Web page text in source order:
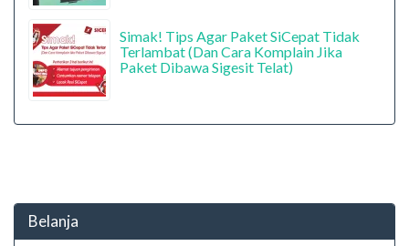
Simak! Tips Agar Paket SiCepat Tidak
Terlambat (Dan Cara Komplain Jika
Paket Dibawa Sigesit Telat)
Belanja